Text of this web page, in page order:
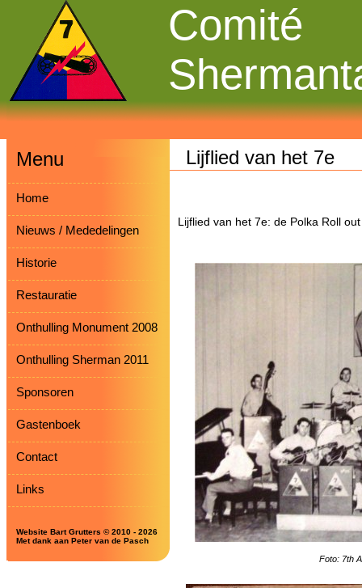
Comité
Menu
Home
Nieuws / Mededelingen
Historie
Restauratie
Onthulling Monument 2008
Onthulling Sherman 2011
Sponsoren
Gastenboek
Contact
Links
Website Bart Grutters © 2010 - 2026
Met dank aan Peter van de Pasch
Lijflied van het 7e: de Polka Roll
Foto: 7th
Lijflied van het 7e